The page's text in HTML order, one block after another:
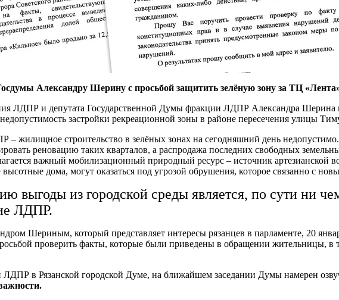
Александру Шерину с просьбой защитить зелёную зону за ТЦ
ЛДПР и депутата Государственной Думы фракции ЛДПР Александра
застройки рекреационной зоны в районе пересечения улицы
жилищное строительство в зелёных зонах на сегодняшний день
реновацию таких кварталов, а распродажа последних свободных
важный мобилизационный природный ресурс – источник артезианской
дома, могут оказаться под угрозой обрушения, которое связанно с
выгоды из городской среды является, по сути ни
ЛДПР.
Шериным, который представляет интересы рязанцев в парламенте, 20
проверить факты, которые были приведены в обращении жительницы, в
в Рязанской городской Думе, на ближайшем заседании Думы намерен